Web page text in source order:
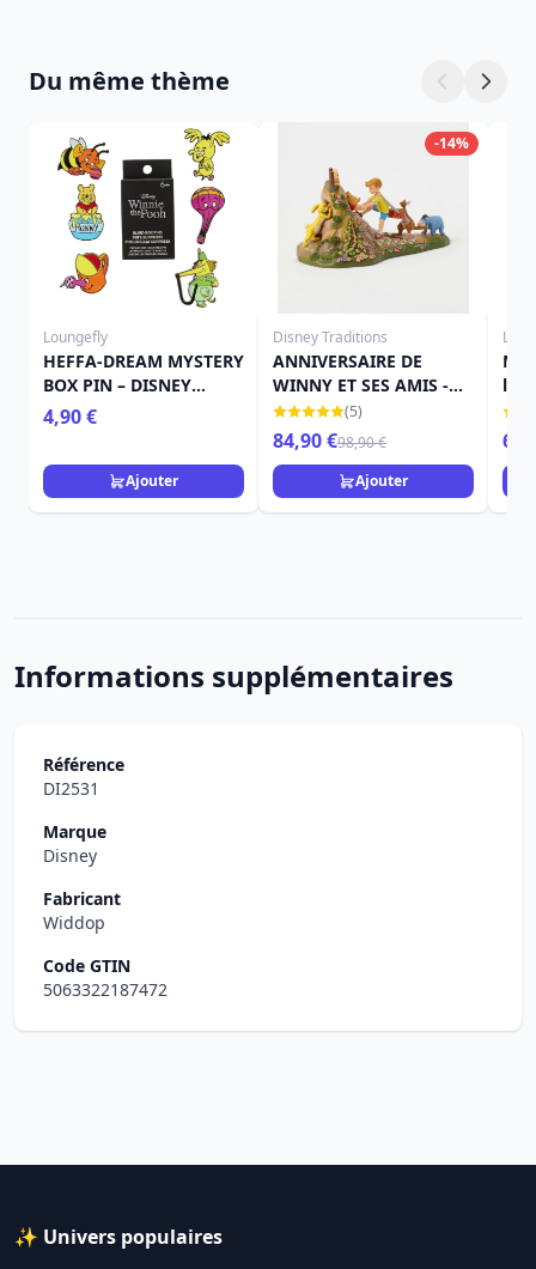
Du même thème
Loungefly
HEFFA-DREAM MYSTERY
BOX PIN – DISNEY
LOUNGEFLY WINNIE
L'OURSON
4,90 €
Ajouter
-14%
Disney Traditions
ANNIVERSAIRE DE
WINNY ET SES AMIS -
DISNEY TRADITIONS
(5)
84,90 €98,90 €
Ajouter
-
Informations supplémentaires
Référence
DI2531
Marque
Disney
Fabricant
Widdop
Code GTIN
5063322187472
✨ Univers populaires